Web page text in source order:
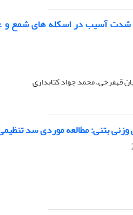
شدت آسیب در اسکله های شمع و
قهفرخی، محمد جواد کتابداری
بتنی: مطالعه موردی سد